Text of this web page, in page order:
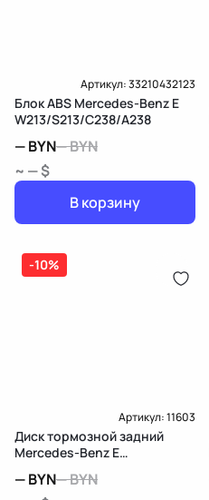
Артикул:33210432123
Блок ABS Mercedes-Benz E
W213/S213/C238/A238
—BYN—BYN
~ — $
В корзину
-10%
Артикул:11603
Диск тормозной задний
Mercedes-Benz E
—BYN—BYN